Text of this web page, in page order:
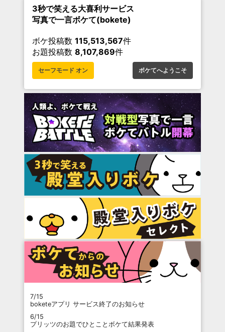
3秒で笑える大喜利サービス
写真で一言ボケて(bokete)
ボケ投稿数 115,513,567件
お題投稿数 8,107,869件
セーフモード オン ボケてへようこそ
7/15
boketeアプリ サービス終了のお知らせ
6/15
プリッツのお題でひとことボケて結果発表